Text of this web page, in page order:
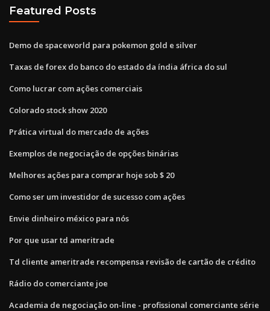
Featured Posts
Demo de spaceworld para pokemon gold e silver
Taxas de forex do banco do estado da índia áfrica do sul
Como lucrar com ações comerciais
Colorado stock show 2020
Prática virtual do mercado de ações
Exemplos de negociação de opções binárias
Melhores ações para comprar hoje sob $ 20
Como ser um investidor de sucesso com ações
Envie dinheiro méxico para nós
Por que usar td ameritrade
Td cliente ameritrade recompensa revisão de cartão de crédito
Rádio do comerciante joe
Academia de negociação on-line - profissional comerciante série